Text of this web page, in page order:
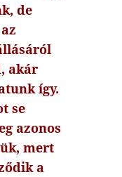
de
akár
így.
se
azonos
mert
a